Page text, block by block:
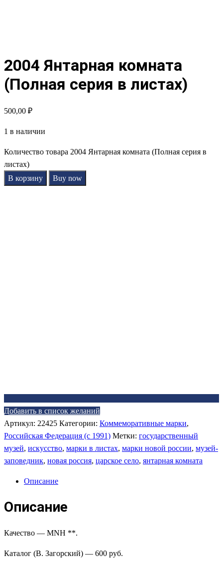
2004 Янтарная комната
(Полная серия в листах)
500,00 ₽
1 в наличии
Количество товара 2004 Янтарная комната (Полная серия в
листах)
В корзину
Buy now
Добавить в список желаний
Артикул: 22425 Категории: Коммеморативные марки,
Российская Федерация (c 1991) Метки: государственный
музей, искусство, марки в листах, марки новой россии, музей-
заповедник, новая россия, царское село, янтарная комната
Описание
Описание
Качество — MNH **.
Каталог (В. Загорский) — 600 руб.